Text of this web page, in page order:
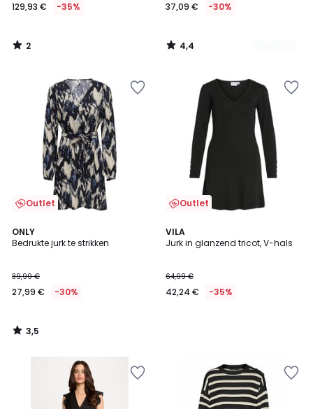
129,93 € -35%
2
/
37,09 € -30%
4,4
/
Outlet
ONLY
Bedrukte jurk te strikken
39,99 €
27,99 € -30%
3,5
/ 5
3,5
/
Outlet
VILA
Jurk in glanzend tricot, V-hals
64,99 €
42,24 € -35%